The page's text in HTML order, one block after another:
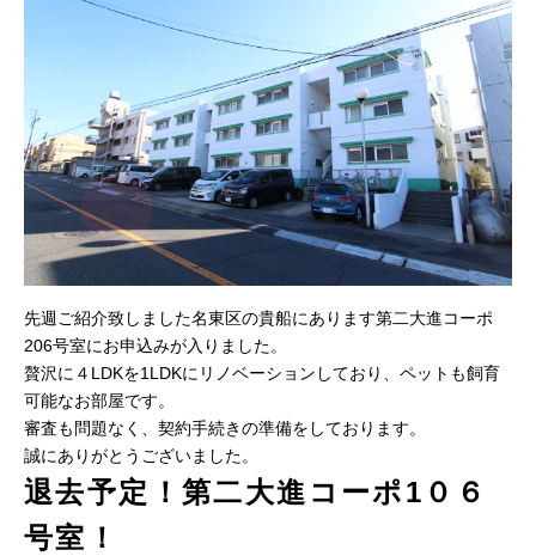
先週ご紹介致しました名東区の貴船にあります第二大進コーポ
206号室にお申込みが入りました。
贅沢に４LDKを1LDKにリノベーションしており、ペットも飼育
可能なお部屋です。
審査も問題なく、契約手続きの準備をしております。
誠にありがとうございました。
退去予定！第二大進コーポ1０６
号室！